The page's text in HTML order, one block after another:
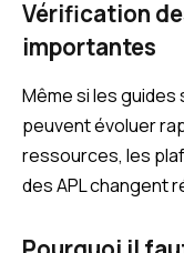
Vérification
importantes
Même si les
peuvent évoluer
ressources, les
des APL changent